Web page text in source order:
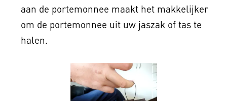
aan de portemonnee maakt het makkelijker
om de portemonnee uit uw jaszak of tas te
halen.